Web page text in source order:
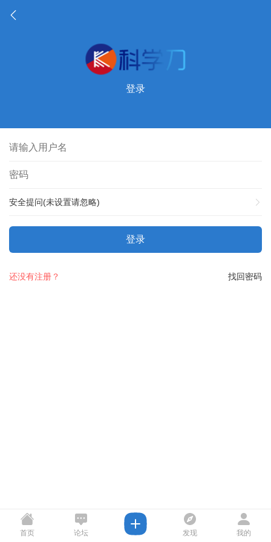
登录
安全提问(未设置请忽略)
登录
找回密码
还没有注册？
首页 论坛 发现 我的